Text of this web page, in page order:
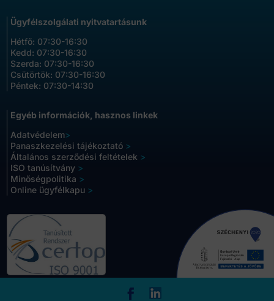
Ügyfélszolgálati nyitvatartásunk
Hétfő: 07:30-16:30
Kedd: 07:30-16:30
Szerda: 07:30-16:30
Csütörtök: 07:30-16:30
Péntek: 07:30-14:30
Egyéb információk, hasznos linkek
Adatvédelem>
Panaszkezelési tájékoztató >
Általános szerződési feltételek >
ISO tanúsítvány >
Minőségpolitika >
Online ügyfélkapu >